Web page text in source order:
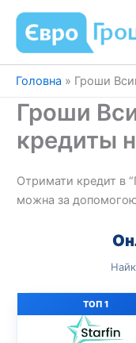
Перейти
вмісту
Головна » Гроши
Гроши
кредиты
Отримати кредит в
можна за допомогою
ТОП 1